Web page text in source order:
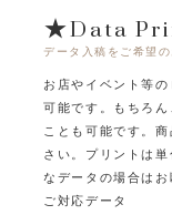
★Data
データ入稿をご希望の
お店やイベント等
可能です。
もちろ
ことも可能です。商
さい。プリントは
なデータの場合はお
ご対応データ